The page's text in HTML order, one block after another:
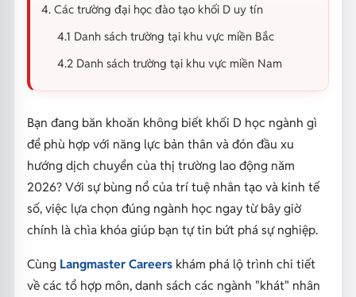
4. Các trường đại học đào tạo khối D uy tín
4.1 Danh sách trường tại khu vực miền Bắc
4.2 Danh sách trường tại khu vực miền Nam
Bạn đang băn khoăn không biết khối D học ngành gì
để phù hợp với năng lực bản thân và đón đầu xu
hướng dịch chuyển của thị trường lao động năm
2026? Với sự bùng nổ của trí tuệ nhân tạo và kinh tế
số, việc lựa chọn đúng ngành học ngay từ bây giờ
chính là chìa khóa giúp bạn tự tin bứt phá sự nghiệp.
Cùng Langmaster Careerskhám phá lộ trình chi tiết
về các tổ hợp môn, danh sách các ngành "khát" nhân